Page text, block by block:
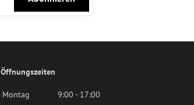
Öffnungszeiten
Montag
9:00 - 17:00